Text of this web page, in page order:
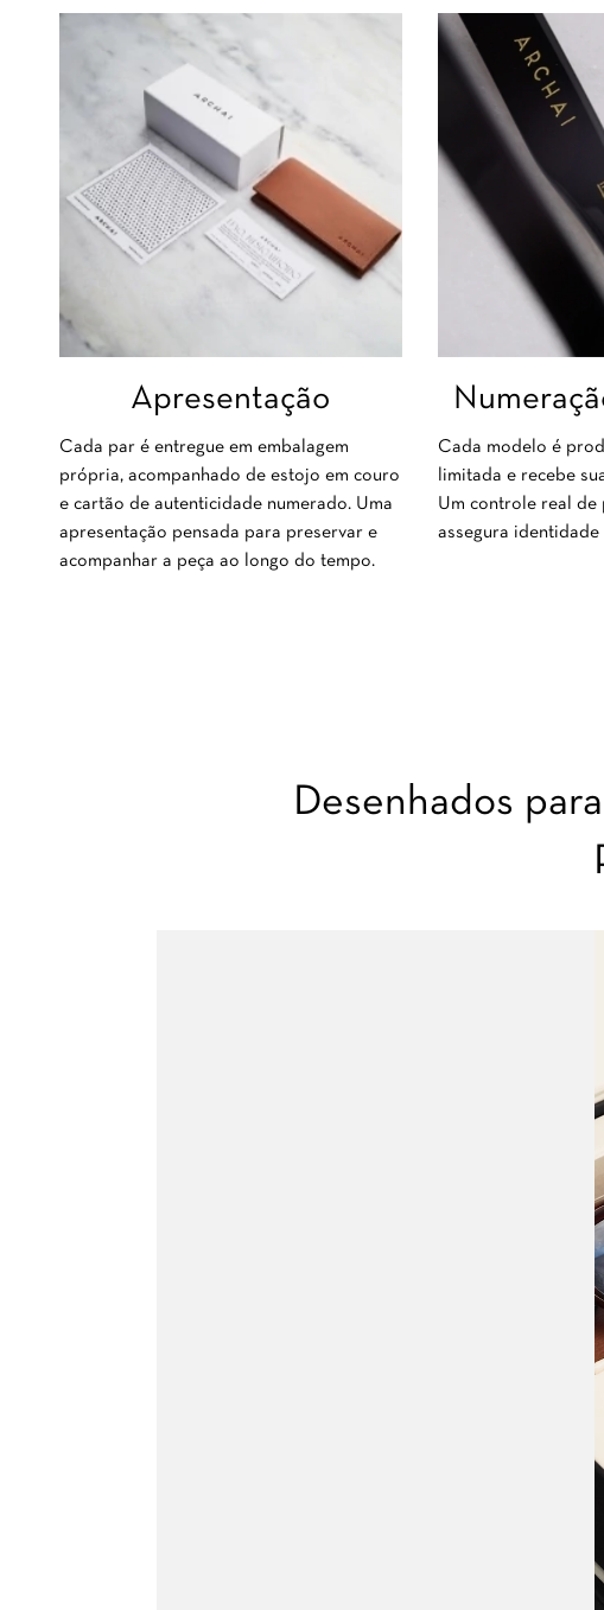
Apresentação
Cada par é entregue em embalagem
própria, acompanhado de estojo em couro
e cartão de autenticidade numerado. Uma
apresentação pensada para preservar e
acompanhar a peça ao longo do tempo.
Cada modelo é
limitada e recebe
Um controle real de
assegura identidade
Desenhados